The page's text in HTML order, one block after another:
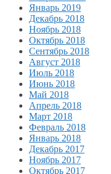
Январь 2019
Декабрь 2018
Ноябрь 2018
Октябрь 2018
Сентябрь 2018
Август 2018
Июль 2018
Июнь 2018
Май 2018
Апрель 2018
Март 2018
Февраль 2018
Январь 2018
Декабрь 2017
Ноябрь 2017
Октябрь 2017